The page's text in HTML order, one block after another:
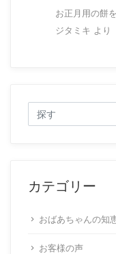
お正月用の餅
ジタミキ より
カテゴリー
おばあちゃんの知
お客様の声